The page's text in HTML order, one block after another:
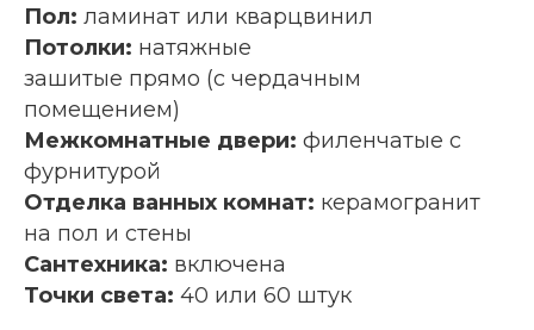
Пол: ламинат или кварцвинил
Потолки: натяжные
зашитые прямо (с чердачным
помещением)
Межкомнатные двери: филенчатые с
фурнитурой
Отделка ванных комнат: керамогранит
на пол и стены
Сантехника: включена
Точки света: 40 или 60 штук